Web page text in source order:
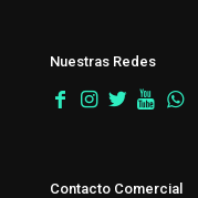
Nuestras Redes
Contacto Comercial